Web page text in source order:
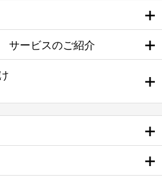
サービスのご紹介